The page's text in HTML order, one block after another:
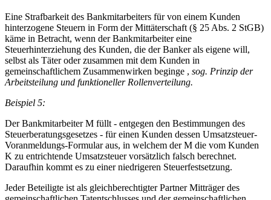
Eine Strafbarkeit des Bankmitarbeiters für von einem Kunden
hinterzogene Steuern in Form der Mittäterschaft (§ 25 Abs. 2 StGB)
käme in Betracht, wenn der Bankmitarbeiter eine
Steuerhinterziehung des Kunden, die der Banker als eigene will,
selbst als Täter oder zusammen mit dem Kunden in
gemeinschaftlichem Zusammenwirken beginge , sog. Prinzip der
Arbeitsteilung und funktioneller Rollenverteilung.
Beispiel 5:
Der Bankmitarbeiter M füllt - entgegen den Bestimmungen des
Steuerberatungsgesetzes - für einen Kunden dessen Umsatzsteuer-
Voranmeldungs-Formular aus, in welchem der M die vom Kunden
K zu entrichtende Umsatzsteuer vorsätzlich falsch berechnet.
Daraufhin kommt es zu einer niedrigeren Steuerfestsetzung.
Jeder Beteiligte ist als gleichberechtigter Partner Mitträger des